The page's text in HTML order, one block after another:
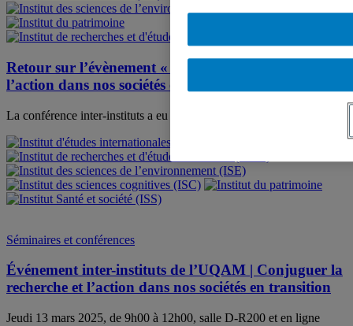
Retour sur l’évènement « Conjuguer la recherche et
l’action dans nos sociétés en transition »
La conférence inter-instituts a eu lieu le 13 mars 2025, 17 mars 2025
Séminaires et conférences
Événement inter-instituts de l’UQAM | Conjuguer la
recherche et l’action dans nos sociétés en transition
Jeudi 13 mars 2025, de 9h00 à 12h00, salle D-R200 et en ligne